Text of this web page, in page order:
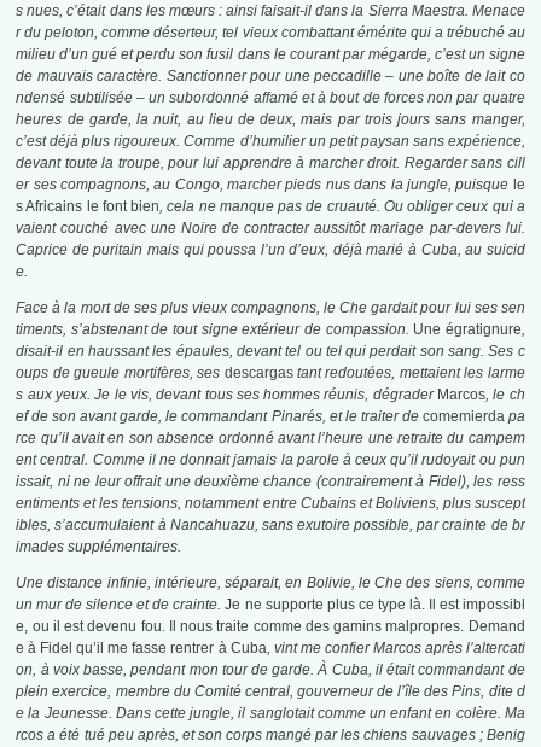
s nues, c’était dans les mœurs : ainsi faisait-il dans la Sierra Maestra. Menace
r du peloton, comme déserteur, tel vieux combattant émérite qui a trébuché au
milieu d’un gué et perdu son fusil dans le courant par mégarde, c’est un signe
de mauvais caractère. Sanctionner pour une peccadille – une boîte de lait co
ndensé subtilisée – un subordonné affamé et à bout de forces non par quatre
heures de garde, la nuit, au lieu de deux, mais par trois jours sans manger,
c’est déjà plus rigoureux. Comme d’humilier un petit paysan sans expérience,
devant toute la troupe, pour lui apprendre à marcher droit. Regarder sans cill
er ses compagnons, au Congo, marcher pieds nus dans la jungle, puisque le
s Africains le font bien, cela ne manque pas de cruauté. Ou obliger ceux qui a
vaient couché avec une Noire de contracter aussitôt mariage par-devers lui.
Caprice de puritain mais qui poussa l’un d’eux, déjà marié à Cuba, au suicid
e.
Face à la mort de ses plus vieux compagnons, le Che gardait pour lui ses sen
timents, s’abstenant de tout signe extérieur de compassion. Une égratignure,
disait-il en haussant les épaules, devant tel ou tel qui perdait son sang. Ses c
oups de gueule mortifères, ses descargas tant redoutées, mettaient les larme
s aux yeux. Je le vis, devant tous ses hommes réunis, dégrader Marcos, le ch
ef de son avant garde, le commandant Pinarés, et le traiter de comemierda pa
rce qu’il avait en son absence ordonné avant l’heure une retraite du campem
ent central. Comme il ne donnait jamais la parole à ceux qu’il rudoyait ou pun
issait, ni ne leur offrait une deuxième chance (contrairement à Fidel), les ress
entiments et les tensions, notamment entre Cubains et Boliviens, plus suscept
ibles, s’accumulaient à Nancahuazu, sans exutoire possible, par crainte de br
imades supplémentaires.
Une distance infinie, intérieure, séparait, en Bolivie, le Che des siens, comme
un mur de silence et de crainte.Je ne supporte plus ce type là. Il est impossibl
e, ou il est devenu fou. Il nous traite comme des gamins malpropres. Demand
e à Fidel qu’il me fasse rentrer à Cuba, vint me confier Marcos après l’altercati
on, à voix basse, pendant mon tour de garde. À Cuba, il était commandant de
plein exercice, membre du Comité central, gouverneur de l’île des Pins, dite d
e la Jeunesse. Dans cette jungle, il sanglotait comme un enfant en colère. Ma
rcos a été tué peu après, et son corps mangé par les chiens sauvages ; Benig